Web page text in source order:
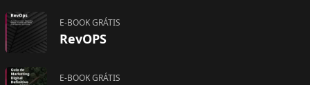
E-BOOK GRÁTIS
RevOPS
E-BOOK GRÁTIS